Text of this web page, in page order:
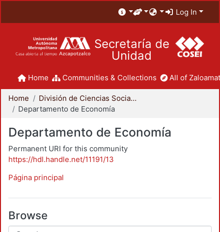
Log In
Secretaría de
Unidad
Home Communities & Collections All of
Home
División de Ciencias Sociales y Humanidades
Departamento de Economía
Departamento de Economía
Permanent URI for this community
https://hdl.handle.net/11191/13
Página principal
Browse